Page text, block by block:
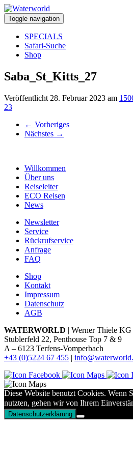
Toggle navigation
SPECIALS
Safari-Suche
Shop
Saba_St_Kitts_27
Veröffentlicht 28. Februar 2023 am
23
← Vorheriges
Nächstes →
Willkommen
Über uns
Reiseleiter
ECO Reisen
News
Newsletter
Service
Rückrufservice
Anfrage
FAQ
Shop
Kontakt
Impressum
Datenschutz
AGB
WATERWORLD | Werner Thiele KG
Stublerfeld 22, Penthouse Top 7 & 9
A – 6123 Terfens-Vomperbach
+43 (0)5224 67 455 |
Diese Website benutzt Cookies. Wenn
nutzten, gehen wir von Ihrem
Datenschutzerklärung